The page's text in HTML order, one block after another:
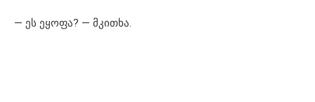
— ეს ეყოფა? — მკითხა.